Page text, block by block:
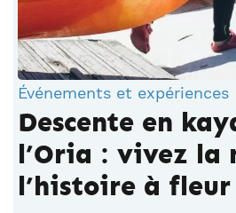
Événements et expériences
Descente en
l’Oria : vivez la
l’histoire à fleur